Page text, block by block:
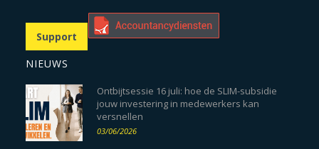
Support
NIEUWS
Ontbijtsessie 16 juli: hoe de SLIM-subsidie
jouw investering in medewerkers kan
versnellen
03/06/2026